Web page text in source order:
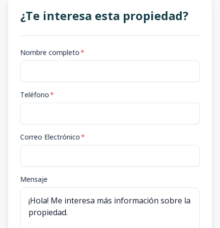
¿Te interesa esta propiedad?
Nombre completo*
Teléfono*
Correo Electrónico*
Mensaje